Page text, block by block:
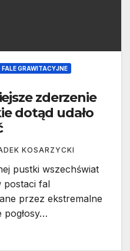
FALE GRAWITACYJNE
zderzenie
dotąd udało
KOSARZYCKI
pustki wszechświat
postaci fal
przez ekstremalne
pogłosy…